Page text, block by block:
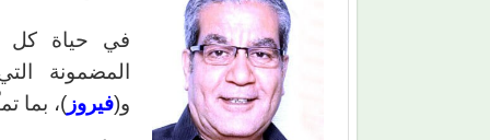
في حياة كل
المضمونة
و(فيروز)، بما